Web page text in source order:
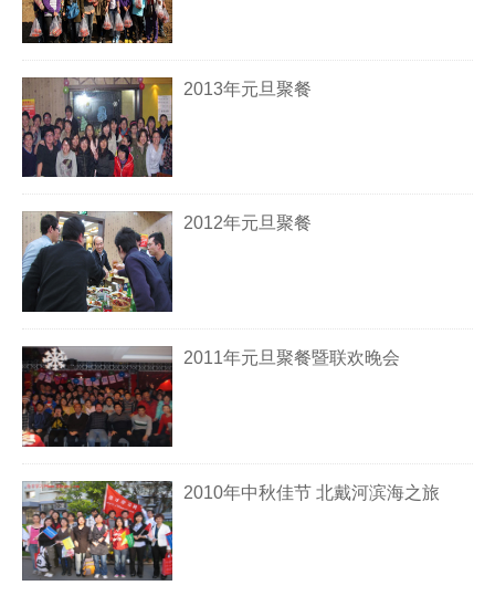
2013年元旦聚餐
2012年元旦聚餐
2011年元旦聚餐暨联欢晚会
2010年中秋佳节 北戴河滨海之旅